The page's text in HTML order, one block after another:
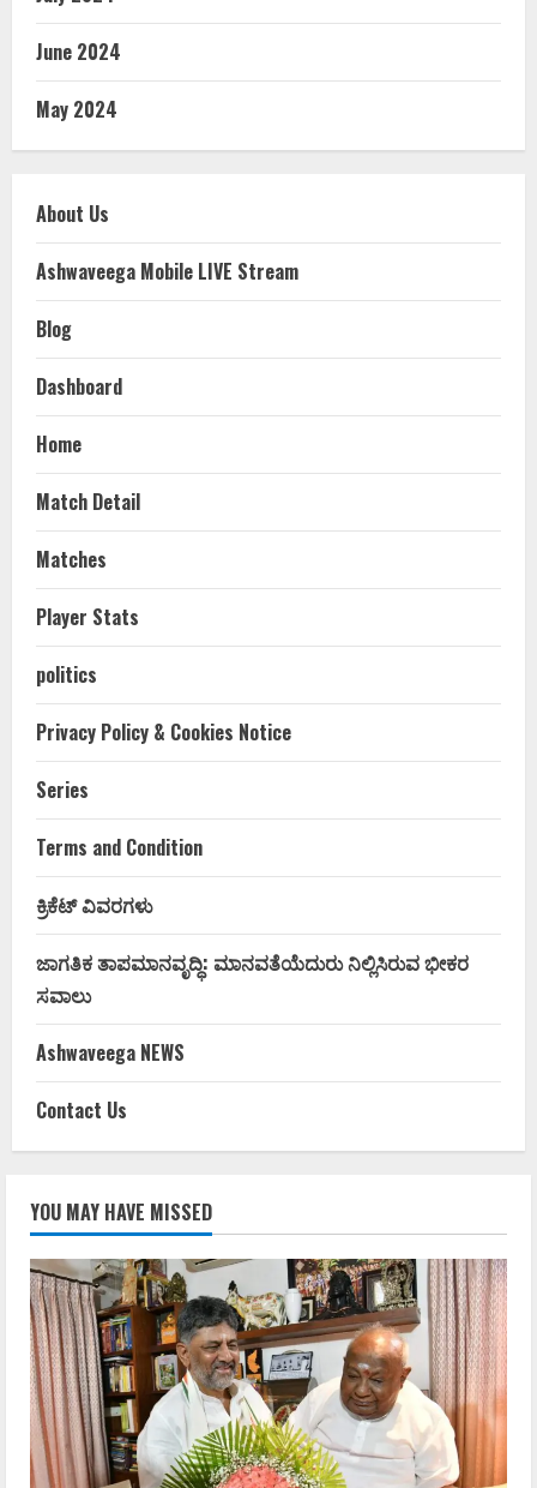
June 2024
May 2024
About Us
Ashwaveega Mobile LIVE Stream
Blog
Dashboard
Home
Match Detail
Matches
Player Stats
politics
Privacy Policy & Cookies Notice
Series
Terms and Condition
ಕ್ರಿಕೆಟ್ ವಿವರಗಳು
ಜಾಗತಿಕ ತಾಪಮಾನವೃದ್ಧಿ: ಮಾನವತೆಯೆದುರು ನಿಲ್ಲಿಸಿರುವ ಭೀಕರ
ಸವಾಲು
Ashwaveega NEWS
Contact Us
YOU MAY HAVE MISSED